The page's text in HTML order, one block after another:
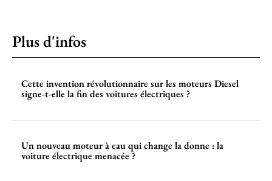
Plus d'infos
Cette invention révolutionnaire sur les moteurs Diesel
signe-t-elle la fin des voitures électriques ?
Un nouveau moteur à eau qui change la donne : la
voiture électrique menacée ?